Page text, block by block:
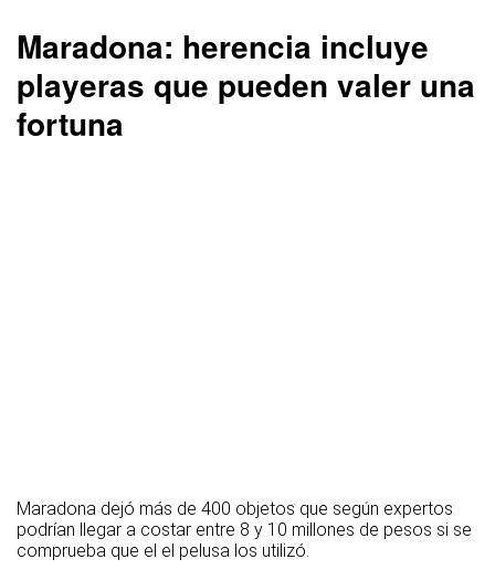
Maradona: herencia incluye
playeras que pueden valer una
fortuna
Maradona dejó más de 400 objetos que según expertos
podrían llegar a costar entre 8 y 10 millones de pesos si se
comprueba que el el pelusa los utilizó.